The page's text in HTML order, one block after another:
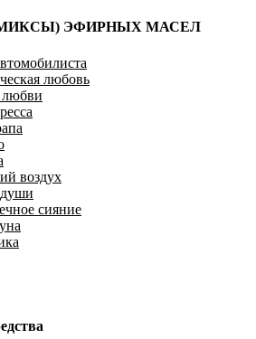
ЭФИРНЫХ МАСЕЛ
любовь
воздух
сияние